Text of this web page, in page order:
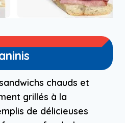
chauds et
grillés à la
de délicieuses